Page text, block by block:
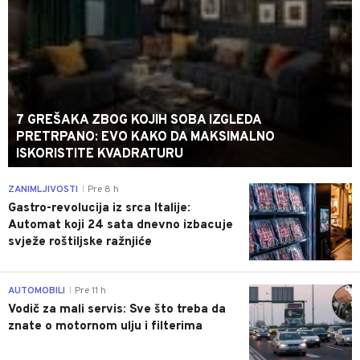
7 GREŠAKA ZBOG KOJIH SOBA IZGLEDA
PRETRPANO: EVO KAKO DA MAKSIMALNO
ISKORISTITE KVADRATURU
0
ZANIMLJIVOSTI Pre 8 h
Gastro-revolucija iz srca Italije:
Automat koji 24 sata dnevno izbacuje
svježe roštiljske ražnjiće
0
AUTOMOBILI Pre 11 h
Vodič za mali servis: Sve što treba da
znate o motornom ulju i filterima